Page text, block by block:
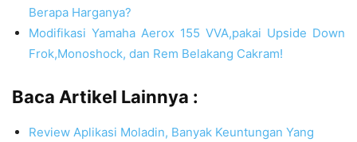
Berapa Harganya?
Modifikasi Yamaha Aerox 155 VVA,pakai Upside Down
Frok,Monoshock, dan Rem Belakang Cakram!
Baca Artikel Lainnya :
Review Aplikasi Moladin, Banyak Keuntungan Yang